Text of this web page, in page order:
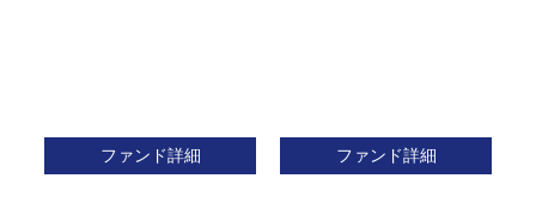
ファンド詳細 ファンド詳細